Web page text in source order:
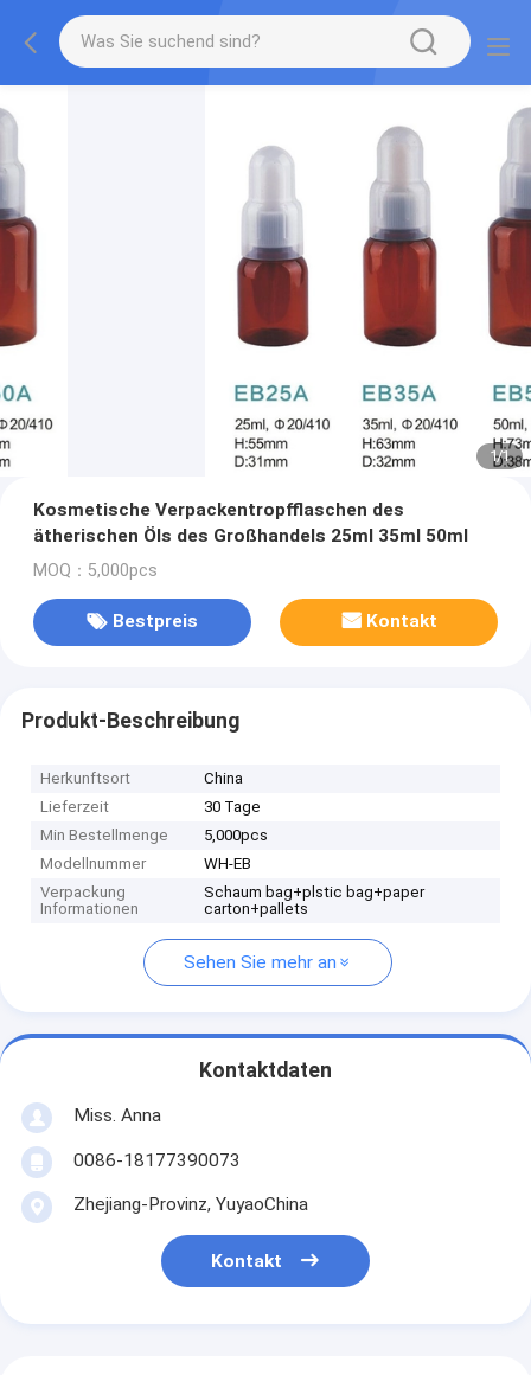
1/1
Kosmetische Verpackentropfflaschen des
ätherischen Öls des Großhandels 25ml 35ml 50ml
MOQ：5,000pcs
Bestpreis Kontakt
Produkt-Beschreibung
Herkunftsort
China
Lieferzeit
30 Tage
Min Bestellmenge
5,000pcs
Modellnummer
WH-EB
Verpackung
Informationen
Schaum bag+plstic bag+paper
carton+pallets
Sehen Sie mehr an
Kontaktdaten
Miss. Anna
0086-18177390073
Zhejiang-Provinz, YuyaoChina
Kontakt